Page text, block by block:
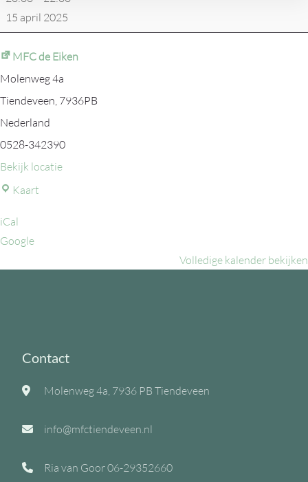
15 april 2025
MFC de Eiken
Molenweg 4a
Tiendeveen, 7936PB
Nederland
0528-342390
Bekijk locatie
Kaart
iCal
Google
Volledige kalender bekijken
Contact
Molenweg 4a, 7936 PB Tiendeveen
info@mfctiendeveen.nl
Ria van Goor06-29352660